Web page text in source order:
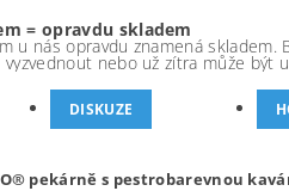
= opravdu skladem
u nás opravdu znamená skladem.
vyzvednout nebo už zítra může být
DISKUZE
pekárně s pestrobarevnou